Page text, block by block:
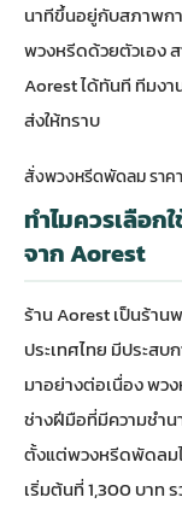
นาทีขึ้นอยู่กับสภาพก
พวงหรีดด้วยตัวเอง
Aorest ได้ทันที ทีมง
ส่งให้ทราบ
สั่งพวงหรีดพัดลม ราค
ทำไมควรเลือก
จาก Aorest
ร้าน Aorest เป็นร้า
ประเทศไทย มีประส
มาอย่างต่อเนื่อง พ
ช่างฝีมือที่มีความชำ
ตั้งแต่พวงหรีดพัดลม
เริ่มต้นที่ 1,300 บาท